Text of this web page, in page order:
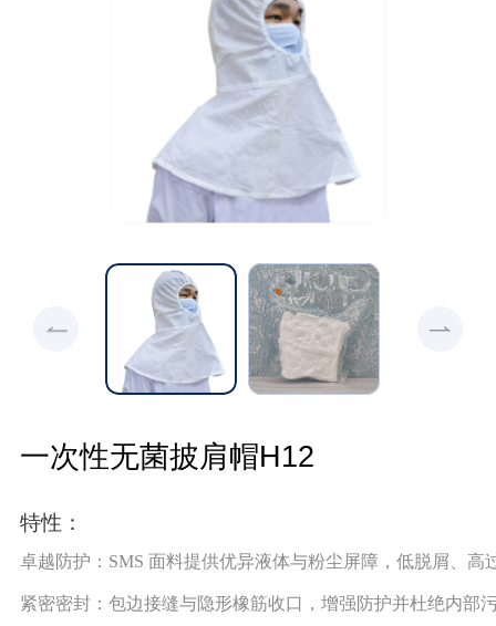
一次性无菌披肩帽H12
特性：
卓越防护：SMS 面料提供优异液体与粉尘屏障，低脱屑、高
紧密密封：包边接缝与隐形橡筋收口，增强防护并杜绝内部